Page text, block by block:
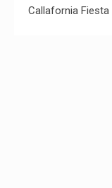
Callafornia Fiesta